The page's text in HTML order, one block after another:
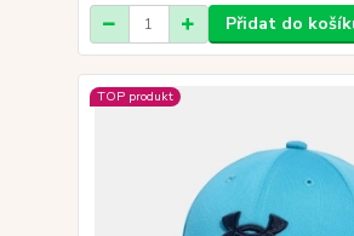
Přidat do
TOP produkt